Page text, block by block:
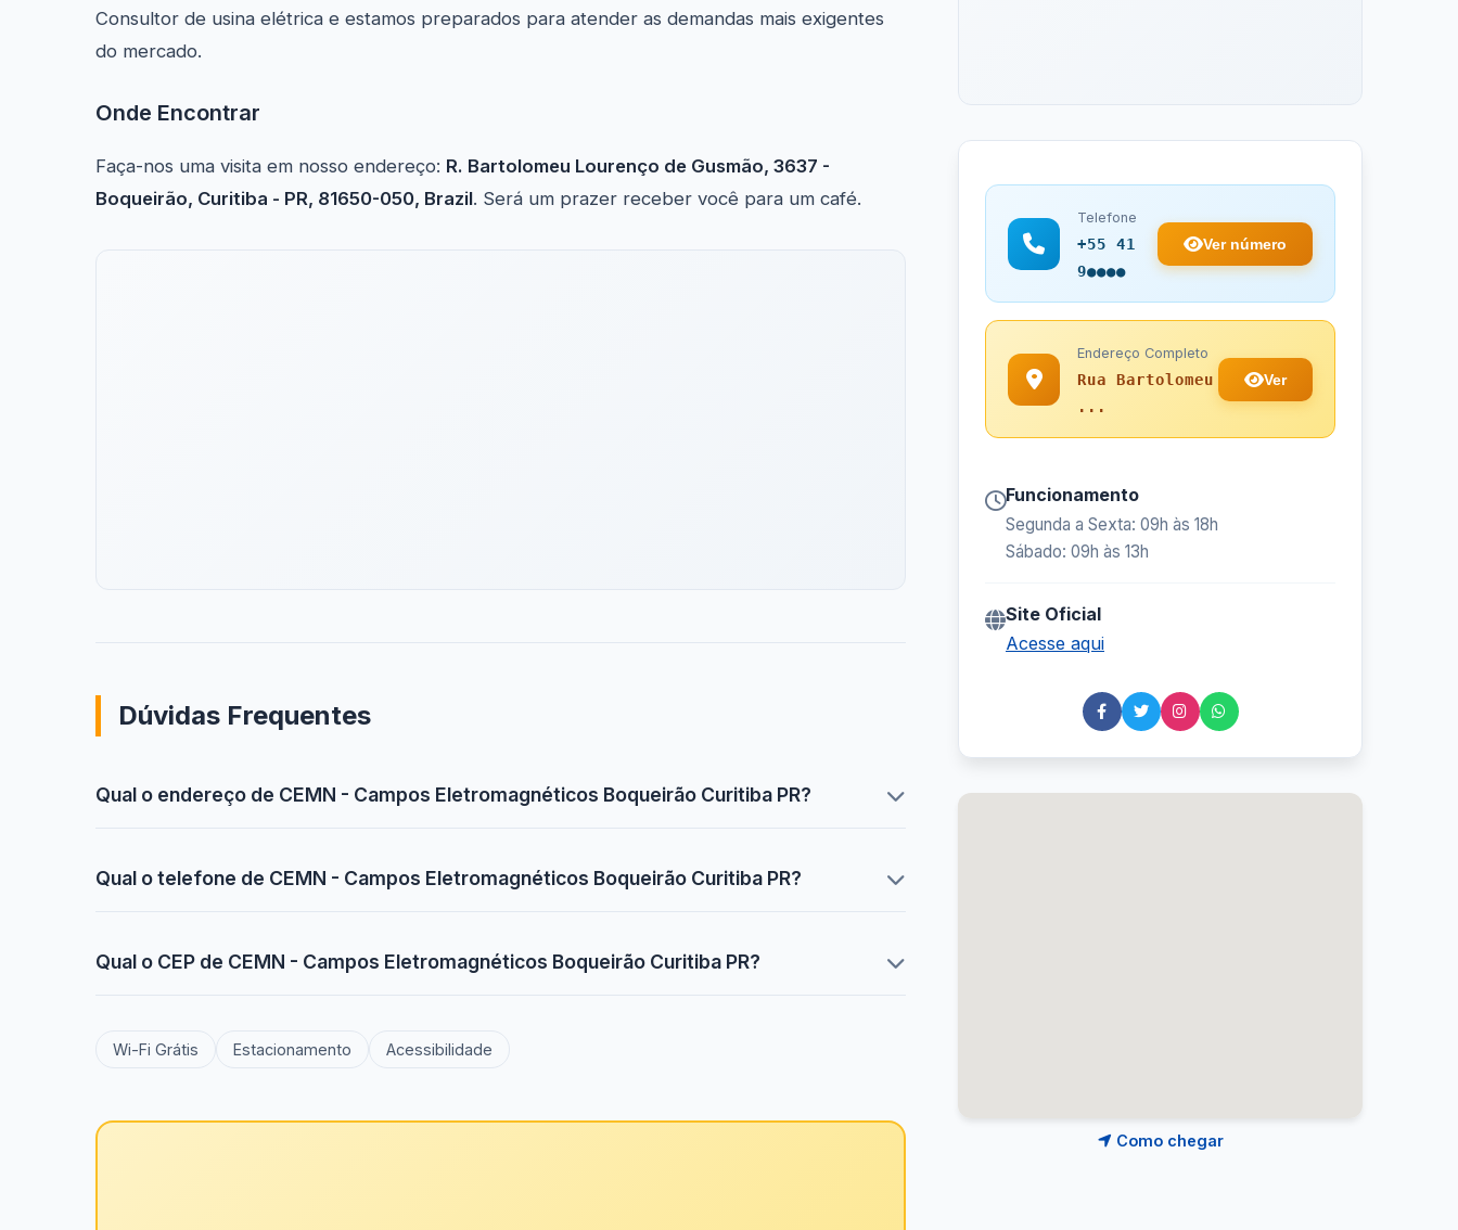
Consultor de usina elétrica e estamos preparados para atender as demandas mais exigentes
do mercado.
Onde Encontrar
Faça-nos uma visita em nosso endereço: R. Bartolomeu Lourenço de Gusmão, 3637 -
Boqueirão, Curitiba - PR, 81650-050, Brazil. Será um prazer receber você para um café.
Dúvidas Frequentes
Qual o endereço de CEMN - Campos Eletromagnéticos Boqueirão Curitiba PR?
Qual o telefone de CEMN - Campos Eletromagnéticos Boqueirão Curitiba PR?
Qual o CEP de CEMN - Campos Eletromagnéticos Boqueirão Curitiba PR?
Wi-Fi Grátis Estacionamento Acessibilidade
Telefone
+55 41
9●●●●
Ver número
Endereço Completo
Rua Bartolomeu
...
Ver
Funcionamento
Segunda a Sexta: 09h às 18h
Sábado: 09h às 13h
Site Oficial
Acesse aqui
Como chegar